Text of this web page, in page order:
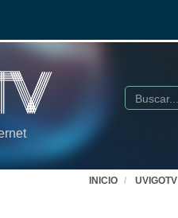
Buscar
INICIO UVIGOTV